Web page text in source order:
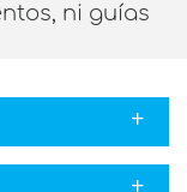
ni guías